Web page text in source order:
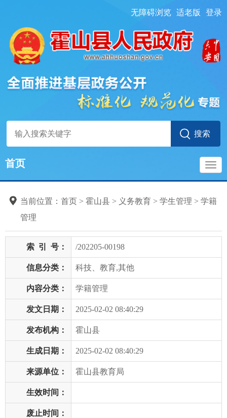
无障碍浏览 适老版 登录
首页
当前位置： 首页 > 霍山县 > 义务教育 > 学生管理 > 学籍
管理
索 引 号： /202205-00198
信息分类： 科技、教育,其他
内容分类： 学籍管理
发文日期： 2025-02-02 08:40:29
发布机构： 霍山县
生成日期： 2025-02-02 08:40:29
来源单位： 霍山县教育局
生效时间：
废止时间：